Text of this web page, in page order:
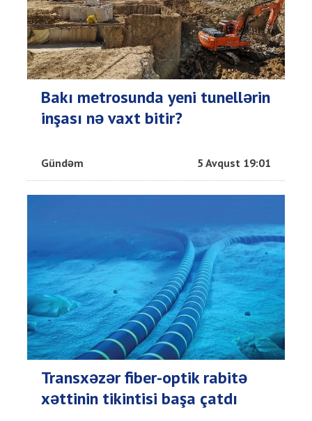
Bakı metrosunda yeni tunellərin
inşası nə vaxt bitir?
Gündəm 5 Avqust 19:01
Transxəzər fiber-optik rabitə
xəttinin tikintisi başa çatdı